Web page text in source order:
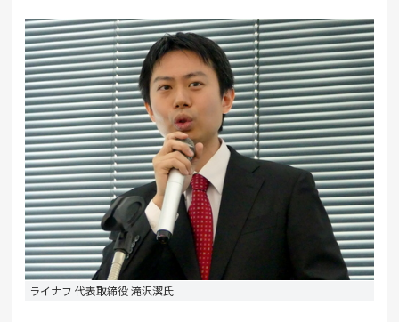
ライナフ 代表取締役 滝沢潔氏